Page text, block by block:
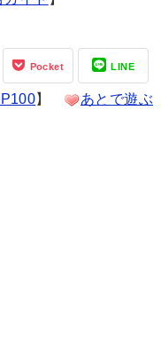
Pocket LINE
】 あとで遊ぶ